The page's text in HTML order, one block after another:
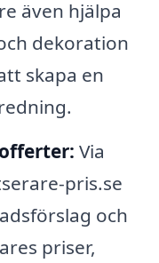
även hjälpa
dekoration
skapa en
Via
pris.se
och
priser,